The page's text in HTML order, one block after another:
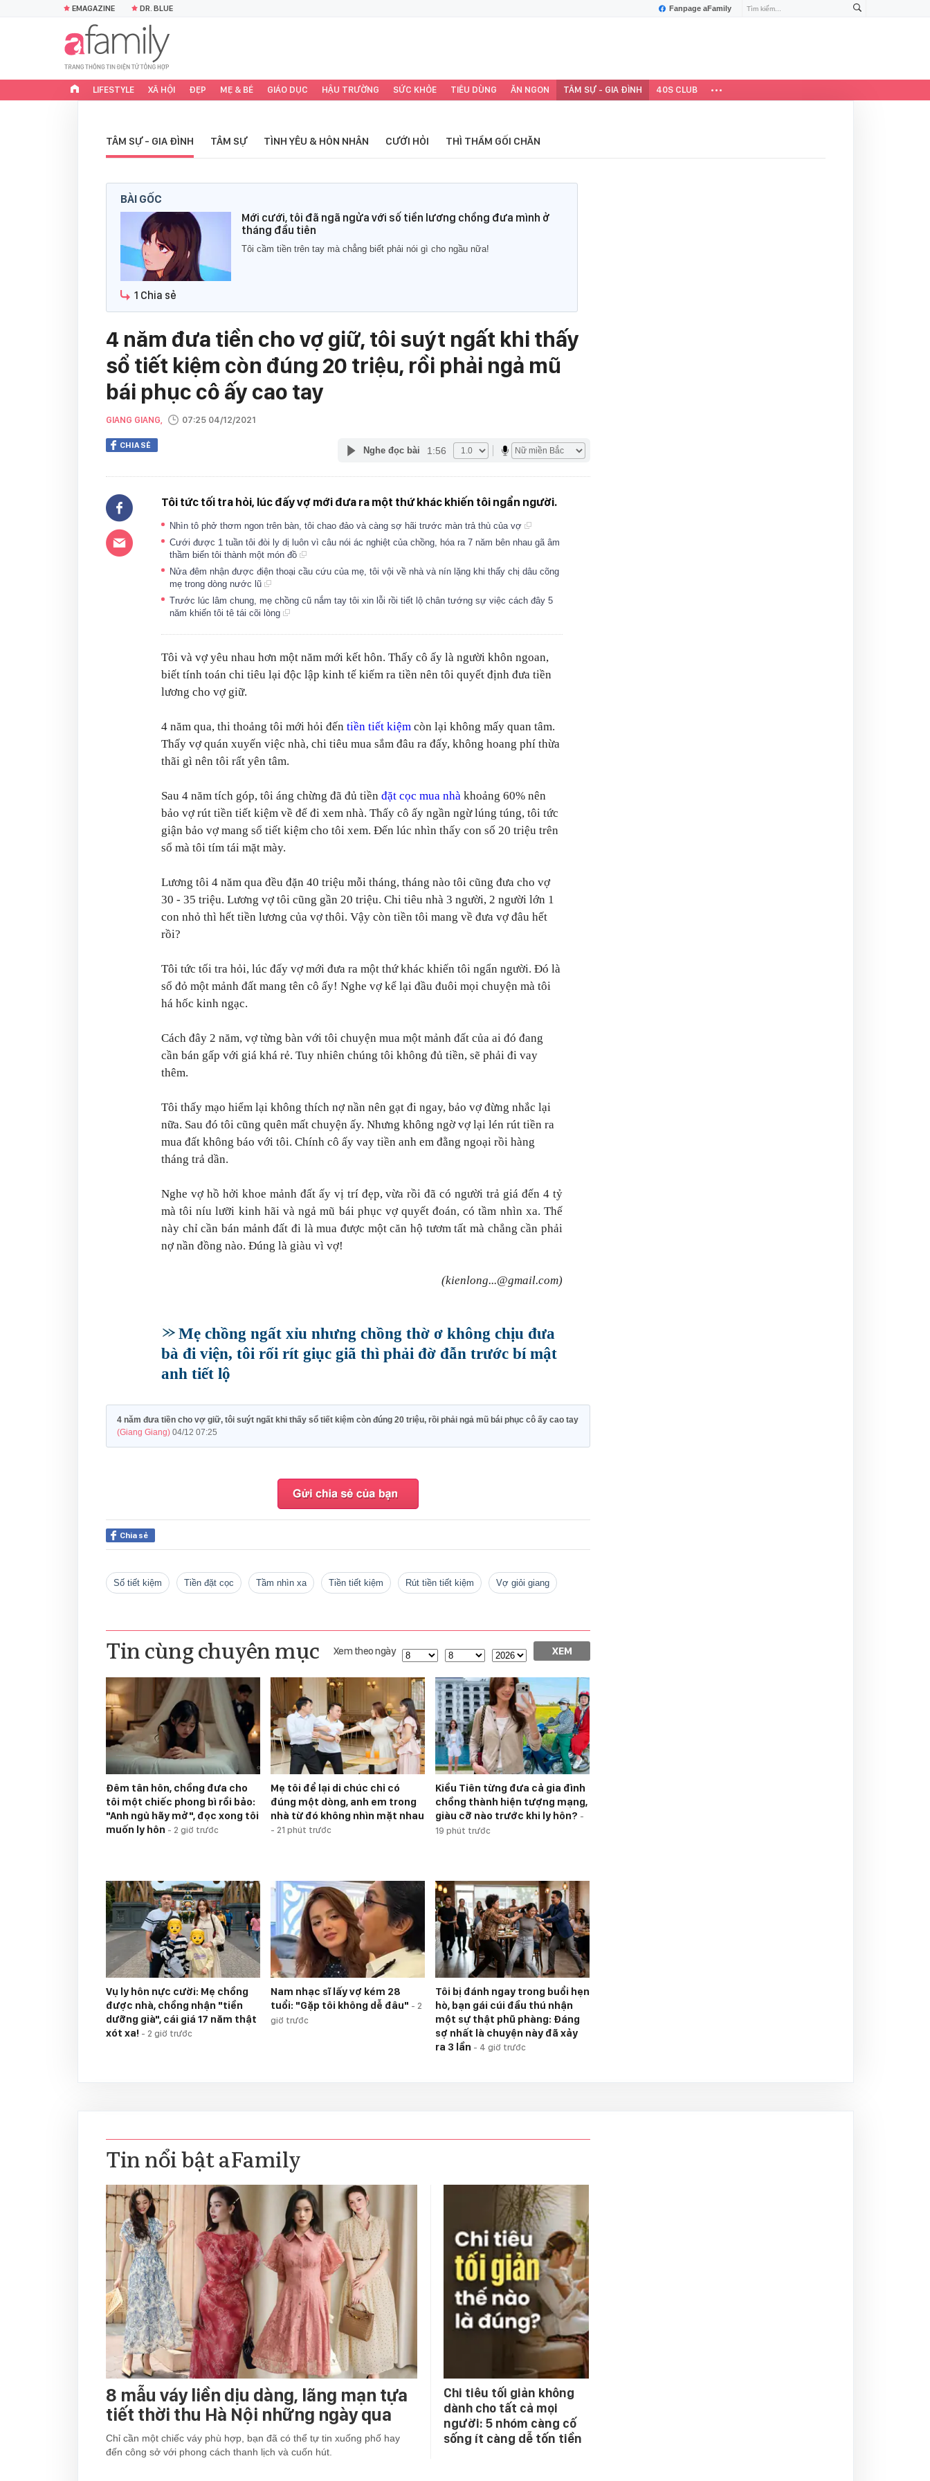
Fanpage aFamily
EMAGAZINE DR. BLUE
LIFESTYLE XÃ HỘI ĐẸP MẸ & BÉ GIÁO DỤC HẬU TRƯỜNG SỨC KHỎE TIÊU DÙNG ĂN NGON TÂM SỰ - GIA ĐÌNH 40S CLUB
TÂM SỰ - GIA ĐÌNH TÂM SỰ TÌNH YÊU & HÔN NHÂN CƯỚI HỎI THÌ THẦM GỐI CHĂN
BÀI GỐC
Mới cưới, tôi đã ngã ngửa với số tiền lương chồng đưa mình ở
tháng đầu tiên
Tôi cầm tiền trên tay mà chẳng biết phải nói gì cho ngầu nữa!
1 Chia sẻ
4 năm đưa tiền cho vợ giữ, tôi suýt ngất khi thấy
sổ tiết kiệm còn đúng 20 triệu, rồi phải ngả mũ
bái phục cô ấy cao tay
GIANG GIANG, 07:25 04/12/2021
CHIA SẺ Nghe đọc bài 1:56
Tôi tức tối tra hỏi, lúc đấy vợ mới đưa ra một thứ khác khiến tôi ngẩn người.
Nhìn tô phở thơm ngon trên bàn, tôi chao đảo và càng sợ hãi trước màn trả thù của vợ
Cưới được 1 tuần tôi đòi ly dị luôn vì câu nói ác nghiệt của chồng, hóa ra 7 năm bên nhau gã âm
thầm biến tôi thành một món đồ
Nửa đêm nhận được điện thoại cầu cứu của mẹ, tôi vội về nhà và nín lặng khi thấy chị dâu cõng
mẹ trong dòng nước lũ
Trước lúc lâm chung, mẹ chồng cũ nắm tay tôi xin lỗi rồi tiết lộ chân tướng sự việc cách đây 5
năm khiến tôi tê tái cõi lòng
Tôi và vợ yêu nhau hơn một năm mới kết hôn. Thấy cô ấy là người khôn ngoan,
biết tính toán chi tiêu lại độc lập kinh tế kiếm ra tiền nên tôi quyết định đưa tiền
lương cho vợ giữ.
4 năm qua, thi thoảng tôi mới hỏi đến tiền tiết kiệm còn lại không mấy quan tâm.
Thấy vợ quán xuyến việc nhà, chi tiêu mua sắm đâu ra đấy, không hoang phí thừa
thãi gì nên tôi rất yên tâm.
Sau 4 năm tích góp, tôi áng chừng đã đủ tiền đặt cọc mua nhà khoảng 60% nên
bảo vợ rút tiền tiết kiệm về để đi xem nhà. Thấy cô ấy ngần ngừ lúng túng, tôi tức
giận bảo vợ mang sổ tiết kiệm cho tôi xem. Đến lúc nhìn thấy con số 20 triệu trên
sổ mà tôi tím tái mặt mày.
Lương tôi 4 năm qua đều đặn 40 triệu mỗi tháng, tháng nào tôi cũng đưa cho vợ
30 - 35 triệu. Lương vợ tôi cũng gần 20 triệu. Chi tiêu nhà 3 người, 2 người lớn 1
con nhỏ thì hết tiền lương của vợ thôi. Vậy còn tiền tôi mang về đưa vợ đâu hết
rồi?
Tôi tức tối tra hỏi, lúc đấy vợ mới đưa ra một thứ khác khiến tôi ngẩn người. Đó là
sổ đỏ một mảnh đất mang tên cô ấy! Nghe vợ kể lại đầu đuôi mọi chuyện mà tôi
há hốc kinh ngạc.
Cách đây 2 năm, vợ từng bàn với tôi chuyện mua một mảnh đất của ai đó đang
cần bán gấp với giá khá rẻ. Tuy nhiên chúng tôi không đủ tiền, sẽ phải đi vay
thêm.
Tôi thấy mạo hiểm lại không thích nợ nần nên gạt đi ngay, bảo vợ đừng nhắc lại
nữa. Sau đó tôi cũng quên mất chuyện ấy. Nhưng không ngờ vợ lại lén rút tiền ra
mua đất không báo với tôi. Chính cô ấy vay tiền anh em đằng ngoại rồi hàng
tháng trả dần.
Nghe vợ hồ hởi khoe mảnh đất ấy vị trí đẹp, vừa rồi đã có người trả giá đến 4 tỷ
mà tôi níu lưỡi kinh hãi và ngả mũ bái phục vợ quyết đoán, có tầm nhìn xa. Thế
này chỉ cần bán mảnh đất đi là mua được một căn hộ tươm tất mà chẳng cần phải
nợ nần đồng nào. Đúng là giàu vì vợ!
(kienlong...@gmail.com)
Mẹ chồng ngất xỉu nhưng chồng thờ ơ không chịu đưa
bà đi viện, tôi rối rít giục giã thì phải đờ đẫn trước bí mật
anh tiết lộ
4 năm đưa tiền cho vợ giữ, tôi suýt ngất khi thấy sổ tiết kiệm còn đúng 20 triệu, rồi phải ngả mũ bái phục cô ấy cao tay
(Giang Giang) 04/12 07:25
Chia sẻ
số tiết kiệm tiền đặt cọc tầm nhìn xa tiền tiết kiệm rút tiền tiết kiệm vợ giỏi giang
Tin cùng chuyên mục Xem theo ngày XEM
Đêm tân hôn, chồng đưa cho
tôi một chiếc phong bì rồi bảo:
"Anh ngủ hãy mở", đọc xong tôi
muốn ly hôn - 2 giờ trước
Mẹ tôi để lại di chúc chỉ có
đúng một dòng, anh em trong
nhà từ đó không nhìn mặt nhau
- 21 phút trước
Kiều Tiên từng đưa cả gia đình
chồng thành hiện tượng mạng,
giàu cỡ nào trước khi ly hôn? -
19 phút trước
Vụ ly hôn nực cười: Mẹ chồng
được nhà, chồng nhận "tiền
dưỡng già", cái giá 17 năm thật
xót xa! - 2 giờ trước
Nam nhạc sĩ lấy vợ kém 28
tuổi: "Gặp tôi không dễ đâu" - 2
giờ trước
Tôi bị đánh ngay trong buổi hẹn
hò, bạn gái cúi đầu thú nhận
một sự thật phũ phàng: Đáng
sợ nhất là chuyện này đã xảy
ra 3 lần - 4 giờ trước
Tin nổi bật aFamily
8 mẫu váy liền dịu dàng, lãng mạn tựa
tiết thời thu Hà Nội những ngày qua
Chỉ cần một chiếc váy phù hợp, bạn đã có thể tự tin xuống phố hay
đến công sở với phong cách thanh lịch và cuốn hút.
Chi tiêu tối giản không
dành cho tất cả mọi
người: 5 nhóm càng cố
sống ít càng dễ tốn tiền